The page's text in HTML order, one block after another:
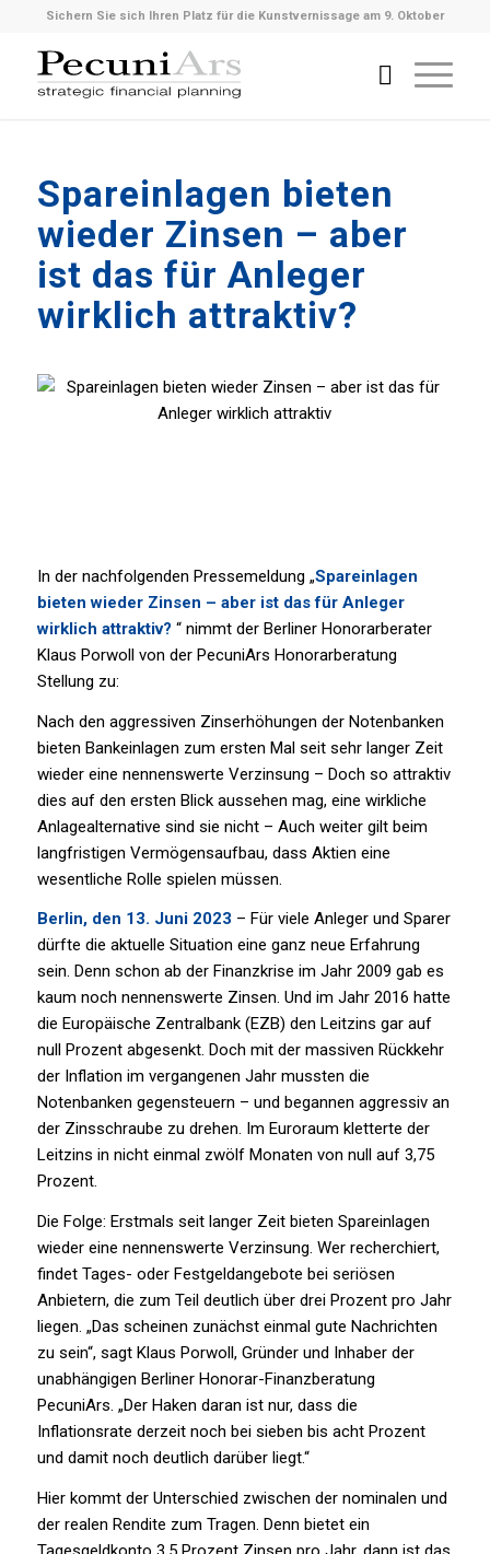
Sichern Sie sich Ihren Platz für die Kunstvernissage am 9. Oktober
Spareinlagen bieten
wieder Zinsen – aber
ist das für Anleger
wirklich attraktiv?
In der nachfolgenden Pressemeldung „Spareinlagen
bieten wieder Zinsen – aber ist das für Anleger
wirklich attraktiv? “ nimmt der Berliner Honorarberater
Klaus Porwoll von der PecuniArs Honorarberatung
Stellung zu:
Nach den aggressiven Zinserhöhungen der Notenbanken
bieten Bankeinlagen zum ersten Mal seit sehr langer Zeit
wieder eine nennenswerte Verzinsung – Doch so attraktiv
dies auf den ersten Blick aussehen mag, eine wirkliche
Anlagealternative sind sie nicht – Auch weiter gilt beim
langfristigen Vermögensaufbau, dass Aktien eine
wesentliche Rolle spielen müssen.
Berlin, den 13. Juni 2023 – Für viele Anleger und Sparer
dürfte die aktuelle Situation eine ganz neue Erfahrung
sein. Denn schon ab der Finanzkrise im Jahr 2009 gab es
kaum noch nennenswerte Zinsen. Und im Jahr 2016 hatte
die Europäische Zentralbank (EZB) den Leitzins gar auf
null Prozent abgesenkt. Doch mit der massiven Rückkehr
der Inflation im vergangenen Jahr mussten die
Notenbanken gegensteuern – und begannen aggressiv an
der Zinsschraube zu drehen. Im Euroraum kletterte der
Leitzins in nicht einmal zwölf Monaten von null auf 3,75
Prozent.
Die Folge: Erstmals seit langer Zeit bieten Spareinlagen
wieder eine nennenswerte Verzinsung. Wer recherchiert,
findet Tages- oder Festgeldangebote bei seriösen
Anbietern, die zum Teil deutlich über drei Prozent pro Jahr
liegen. „Das scheinen zunächst einmal gute Nachrichten
zu sein“, sagt Klaus Porwoll, Gründer und Inhaber der
unabhängigen Berliner Honorar-Finanzberatung
PecuniArs. „Der Haken daran ist nur, dass die
Inflationsrate derzeit noch bei sieben bis acht Prozent
und damit noch deutlich darüber liegt.“
Hier kommt der Unterschied zwischen der nominalen und
der realen Rendite zum Tragen. Denn bietet ein